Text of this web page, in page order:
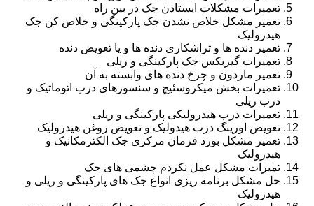
تعمیرات مشکلات ایستادن جک در بین راه
تعمیر مشکل خلاص نشدن جک پارکینگی و خلاص کن جک
هیدرولیک
تعمیر دنده ها و تراشکاری دنده ها و یا تعویض دنده
تعمیرات گیربکس جک پارکینگی و ریلی
تعمیر ماردون و چرخ دنده های وابسته به آن
تعمیرات بخش میکروسئیچ و سنسورهای درب اتوماتیک و
درب ریلی
تعمیرات درب هیدرولیکی پارکینگی و ریلی
تعویض اورینگ درب هیدولیک و تعویض روغن هیدرولیک
تعمیر مشکل بورد فرمان مرکزی جک الکترمکانیک و
هیدرولیک
تمیرات مشکل عمل نکردم چشمی های جک
حل مشکل برنامه ریزی انواع جک های پارکینگی و ریلی و
هیدرولیک